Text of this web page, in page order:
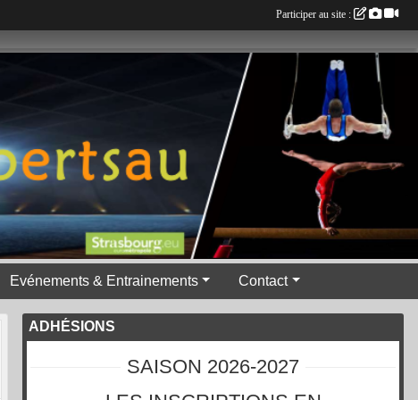
Evénements & Entrainements Contact
ADHÉSIONS
SAISON 2026-2027
Participer au site :